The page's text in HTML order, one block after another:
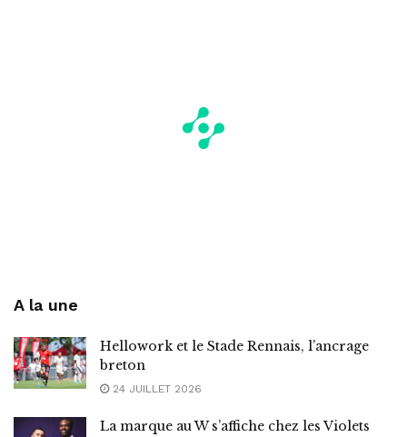
A la une
Hellowork et le Stade Rennais, l’ancrage
breton
24 JUILLET 2026
La marque au W s’affiche chez les Violets